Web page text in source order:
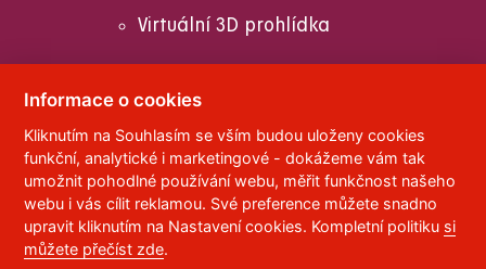
Virtuální 3D prohlídka
© 2023 Univerzita Pardubice,Studentská 95
532 10 Pardubice 2
Telefon: 466 036 111, 466 036 112, 466 036 113
Správce webu ,RSS
Informace o cookies
Kliknutím na Souhlasím se vším budou uloženy cookies
funkční, analytické i marketingové - dokážeme vám tak
umožnit pohodlné používání webu, měřit funkčnost našeho
webu i vás cílit reklamou. Své preference můžete snadno
upravit kliknutím na Nastavení cookies. Kompletní politiku si
můžete přečíst zde.